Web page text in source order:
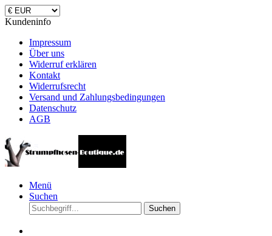
Kundeninfo
Impressum
Über uns
Widerruf erklären
Kontakt
Widerrufsrecht
Versand und Zahlungsbedingungen
Datenschutz
AGB
Menü
Suchen
Suchen